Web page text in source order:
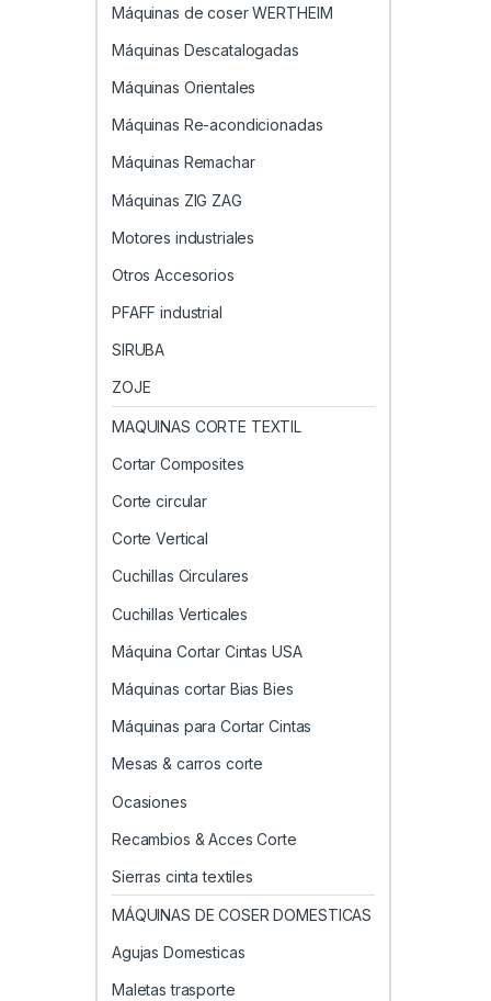
Máquinas de coser WERTHEIM
Máquinas Descatalogadas
Máquinas Orientales
Máquinas Re-acondicionadas
Máquinas Remachar
Máquinas ZIG ZAG
Motores industriales
Otros Accesorios
PFAFF industrial
SIRUBA
ZOJE
MAQUINAS CORTE TEXTIL
Cortar Composites
Corte circular
Corte Vertical
Cuchillas Circulares
Cuchillas Verticales
Máquina Cortar Cintas USA
Máquinas cortar Bias Bies
Máquinas para Cortar Cintas
Mesas & carros corte
Ocasiones
Recambios & Acces Corte
Sierras cinta textiles
MÁQUINAS DE COSER DOMESTICAS
Agujas Domesticas
Maletas trasporte